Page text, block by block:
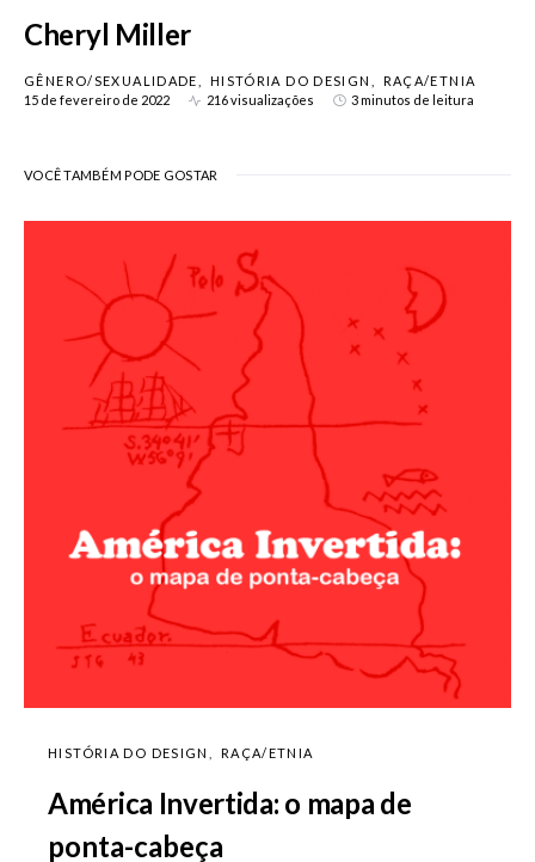
Cheryl Miller
GÊNERO/SEXUALIDADE HISTÓRIA DO DESIGN
RAÇA/ETNIA
15 de fevereiro de 2022
216 visualizações 3 minutos de leitura
VOCÊ TAMBÉM PODE GOSTAR
HISTÓRIA DO DESIGN RAÇA/ETNIA
América Invertida: o mapa de
ponta-cabeça